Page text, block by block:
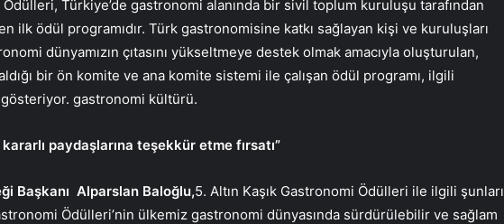
Ödülleri, Türkiye’de gastronomi alanında bir sivil toplum kuruluşu tarafından
ilk ödül programıdır. Türk gastronomisine katkı sağlayan kişi ve kuruluşları
dünyamızın çıtasını yükseltmeye destek olmak amacıyla oluşturulan,
bir ön komite ve ana komite sistemi ile çalışan ödül programı, ilgili
gastronomi kültürü.
paydaşlarına teşekkür etme fırsatı”
Başkanı Alparslan Baloğlu,5. Altın Kaşık Gastronomi Ödülleri ile ilgili şunları
Ödülleri’nin ülkemiz gastronomi dünyasında sürdürülebilir ve sağlam